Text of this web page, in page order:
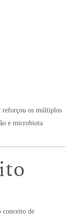
reforçou os múltiplos
e microbiota
conceito de